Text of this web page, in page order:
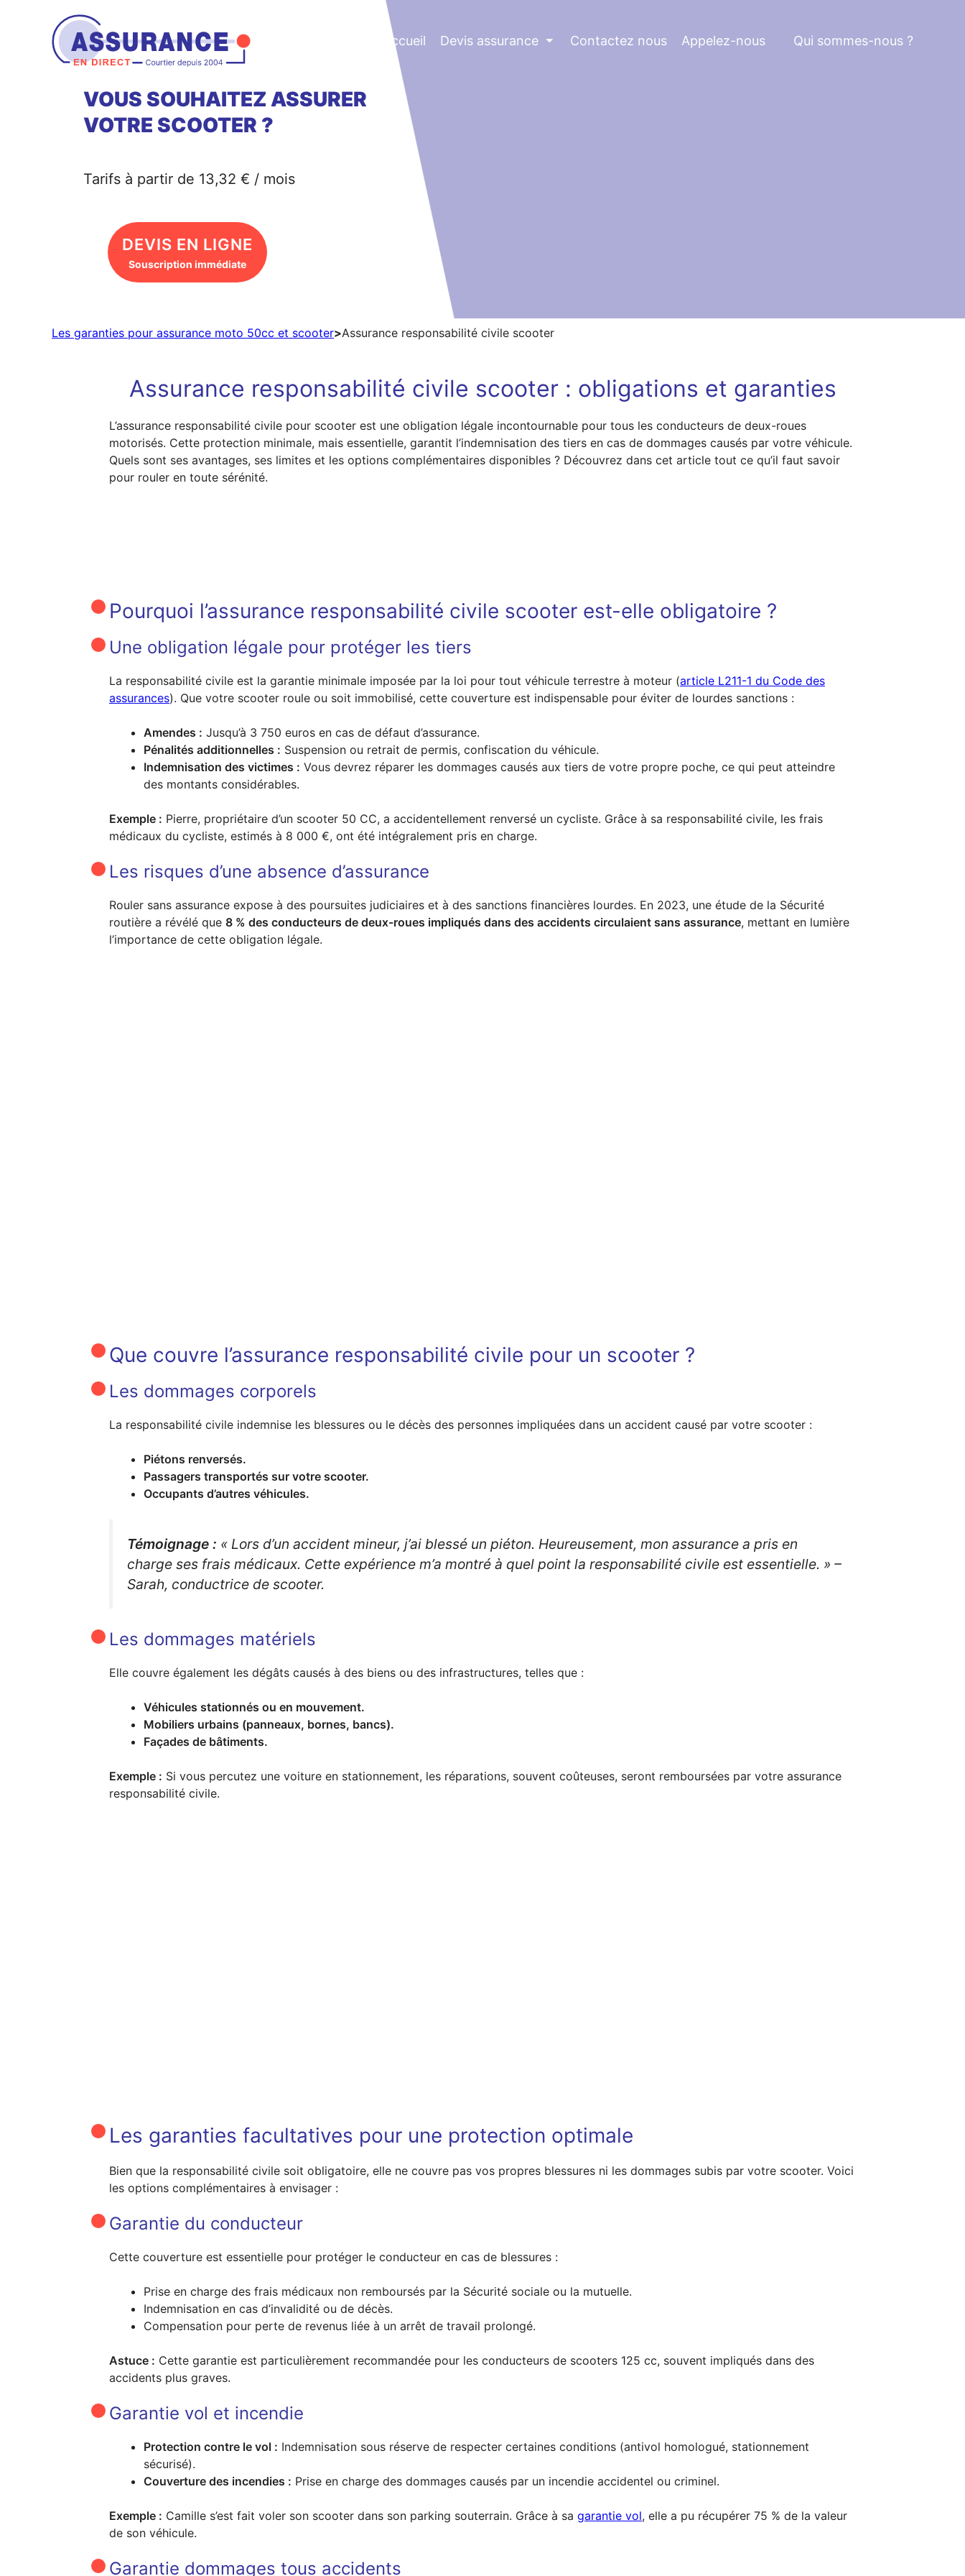
Accueil Devis assurance ⏷ Contactez nous Appelez-nous Qui sommes-nous ?
VOUS SOUHAITEZ ASSURER
VOTRE SCOOTER ?
Tarifs à partir de 13,32 € / mois
DEVIS EN LIGNE
Souscription immédiate
Les garanties pour assurance moto 50cc et scooter>Assurance responsabilité civile scooter
Assurance responsabilité civile scooter : obligations et garanties
L’assurance responsabilité civile pour scooter est une obligation légale incontournable pour tous les conducteurs de deux-roues
motorisés. Cette protection minimale, mais essentielle, garantit l’indemnisation des tiers en cas de dommages causés par votre véhicule.
Quels sont ses avantages, ses limites et les options complémentaires disponibles ? Découvrez dans cet article tout ce qu’il faut savoir
pour rouler en toute sérénité.
Pourquoi l’assurance responsabilité civile scooter est-elle obligatoire ?
Une obligation légale pour protéger les tiers
La responsabilité civile est la garantie minimale imposée par la loi pour tout véhicule terrestre à moteur (article L211-1 du Code des
assurances). Que votre scooter roule ou soit immobilisé, cette couverture est indispensable pour éviter de lourdes sanctions :
Amendes : Jusqu’à 3 750 euros en cas de défaut d’assurance.
Pénalités additionnelles : Suspension ou retrait de permis, confiscation du véhicule.
Indemnisation des victimes : Vous devrez réparer les dommages causés aux tiers de votre propre poche, ce qui peut atteindre
des montants considérables.
Exemple : Pierre, propriétaire d’un scooter 50 CC, a accidentellement renversé un cycliste. Grâce à sa responsabilité civile, les frais
médicaux du cycliste, estimés à 8 000 €, ont été intégralement pris en charge.
Les risques d’une absence d’assurance
Rouler sans assurance expose à des poursuites judiciaires et à des sanctions financières lourdes. En 2023, une étude de la Sécurité
routière a révélé que 8 % des conducteurs de deux-roues impliqués dans des accidents circulaient sans assurance, mettant en lumière
l’importance de cette obligation légale.
Que couvre l’assurance responsabilité civile pour un scooter ?
Les dommages corporels
La responsabilité civile indemnise les blessures ou le décès des personnes impliquées dans un accident causé par votre scooter :
Piétons renversés.
Passagers transportés sur votre scooter.
Occupants d’autres véhicules.
Témoignage : « Lors d’un accident mineur, j’ai blessé un piéton. Heureusement, mon assurance a pris en
charge ses frais médicaux. Cette expérience m’a montré à quel point la responsabilité civile est essentielle. » –
Sarah, conductrice de scooter.
Les dommages matériels
Elle couvre également les dégâts causés à des biens ou des infrastructures, telles que :
Véhicules stationnés ou en mouvement.
Mobiliers urbains (panneaux, bornes, bancs).
Façades de bâtiments.
Exemple : Si vous percutez une voiture en stationnement, les réparations, souvent coûteuses, seront remboursées par votre assurance
responsabilité civile.
Les garanties facultatives pour une protection optimale
Bien que la responsabilité civile soit obligatoire, elle ne couvre pas vos propres blessures ni les dommages subis par votre scooter. Voici
les options complémentaires à envisager :
Garantie du conducteur
Cette couverture est essentielle pour protéger le conducteur en cas de blessures :
Prise en charge des frais médicaux non remboursés par la Sécurité sociale ou la mutuelle.
Indemnisation en cas d’invalidité ou de décès.
Compensation pour perte de revenus liée à un arrêt de travail prolongé.
Astuce : Cette garantie est particulièrement recommandée pour les conducteurs de scooters 125 cc, souvent impliqués dans des
accidents plus graves.
Garantie vol et incendie
Protection contre le vol : Indemnisation sous réserve de respecter certaines conditions (antivol homologué, stationnement
sécurisé).
Couverture des incendies : Prise en charge des dommages causés par un incendie accidentel ou criminel.
Exemple : Camille s’est fait voler son scooter dans son parking souterrain. Grâce à sa garantie vol, elle a pu récupérer 75 % de la valeur
de son véhicule.
Garantie dommages tous accidents